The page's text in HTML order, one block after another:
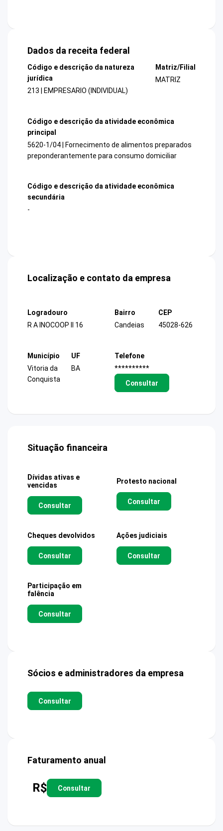
Dados da receita federal
Código e descrição da natureza
jurídica
213 | EMPRESARIO (INDIVIDUAL)
Matriz/Filial
MATRIZ
Código e descrição da atividade econômica
principal
5620-1/04 | Fornecimento de alimentos preparados
preponderantemente para consumo domiciliar
Código e descrição da atividade econômica
secundária
-
Localização e contato da empresa
Logradouro
R A INOCOOP II 16
Bairro
Candeias
CEP
45028-626
Município
Vitoria da
Conquista
UF
BA
Telefone
**********
Consultar
Situação financeira
Dívidas ativas e
vencidas
Consultar
Protesto nacional
Consultar
Cheques devolvidos
Consultar
Ações judiciais
Consultar
Participação em
falência
Consultar
Sócios e administradores da empresa
Consultar
Faturamento anual
R$ Consultar